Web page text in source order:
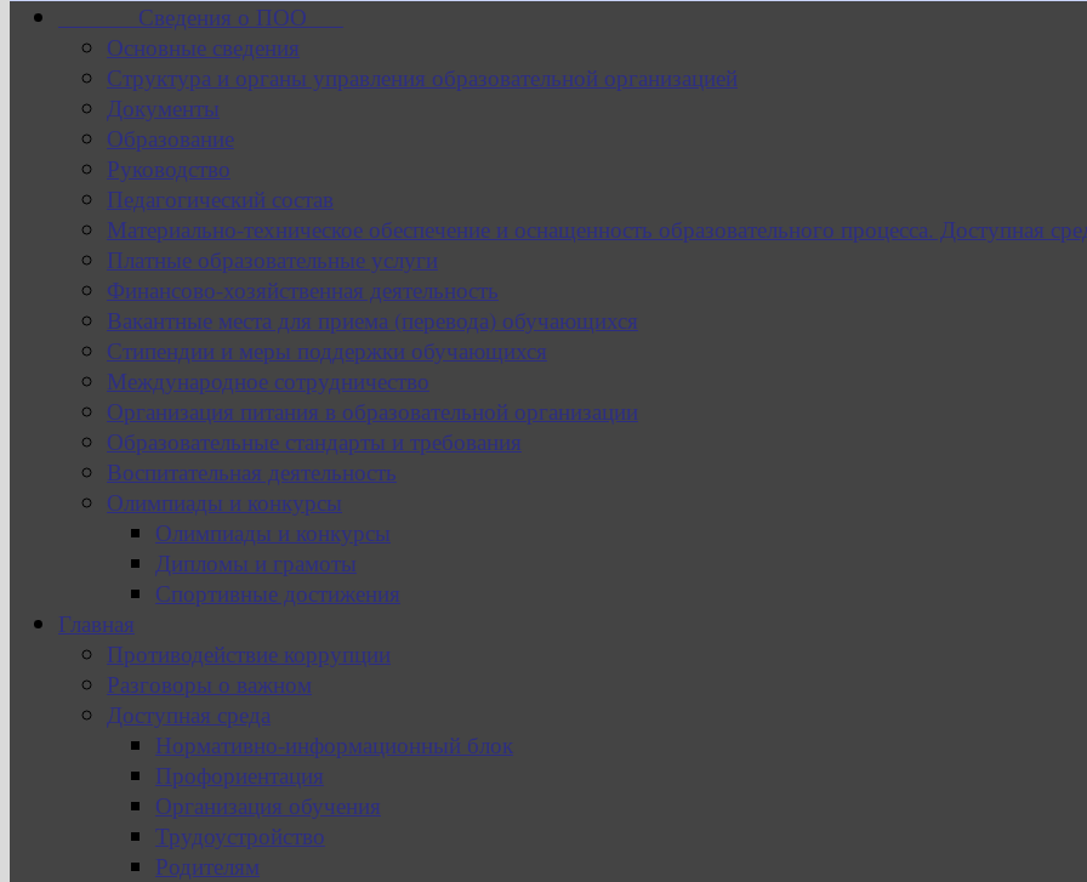
Сведения о ПОО
Основные сведения
Структура и органы управления образовательной организацией
Документы
Образование
Руководство
Педагогический состав
Материально-техническое обеспечение и оснащенность образовательного процесса. Доступная
Платные образовательные услуги
Финансово-хозяйственная деятельность
Вакантные места для приема (перевода) обучающихся
Стипендии и меры поддержки обучающихся
Международное сотрудничество
Организация питания в образовательной организации
Образовательные стандарты и требования
Воспитательная деятельность
Олимпиады и конкурсы
Олимпиады и конкурсы
Дипломы и грамоты
Спортивные достижения
Главная
Противодействие коррупции
Разговоры о важном
Доступная среда
Нормативно-информационный блок
Профориентация
Организация обучения
Трудоустройство
Родителям